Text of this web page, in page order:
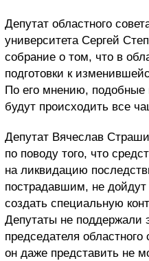
Депутат областного
университета Сергей
собрание о том, что в
подготовки к
По его мнению, подобные
будут происходить все
Депутат Вячеслав
по поводу того, что
на ликвидацию
пострадавшим, не дойдут
создать специальную
Депутаты не поддержали
председателя
он даже представить не